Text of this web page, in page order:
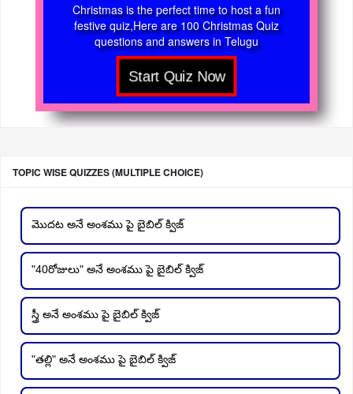
Christmas is the perfect time to host a fun
festive quiz,Here are 100 Christmas Quiz
questions and answers in Telugu
TOPIC WISE QUIZZES (MULTIPLE CHOICE)
మొదట అనే అంశము పై బైబిల్ క్విజ్
"40రోజులు" అనే అంశము పై బైబిల్ క్విజ్
స్త్రీ అనే అంశము పై బైబిల్ క్విజ్
"తల్లి" అనే అంశము పై బైబిల్ క్విజ్